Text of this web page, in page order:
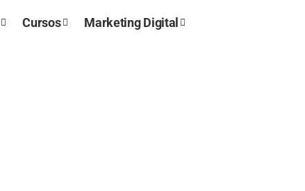
Cursos Marketing Digital